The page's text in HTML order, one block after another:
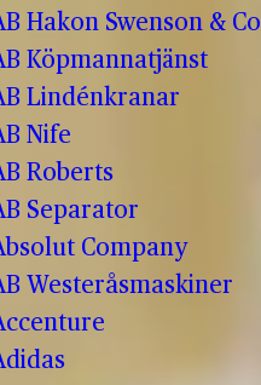
Hakon Swenson & Co
Köpmannatjänst
Lindénkranar
Nife
Roberts
Separator
Company
Westeråsmaskiner